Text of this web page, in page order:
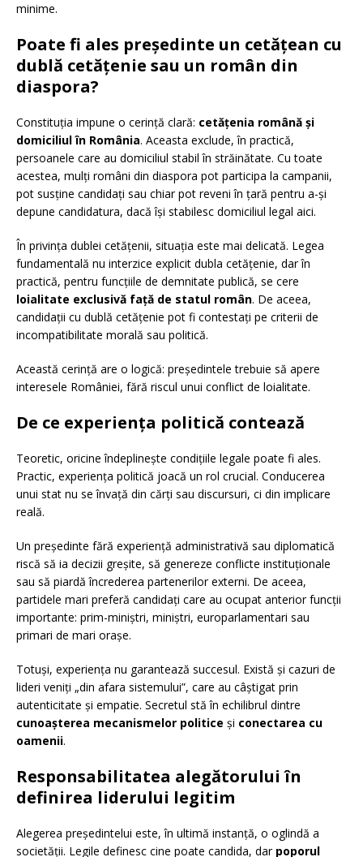
minime.
Poate fi ales președinte un cetățean cu
dublă cetățenie sau un român din
diaspora?
Constituția impune o cerință clară: cetățenia română și
domiciliul în România. Aceasta exclude, în practică,
persoanele care au domiciliul stabil în străinătate. Cu toate
acestea, mulți români din diaspora pot participa la campanii,
pot susține candidați sau chiar pot reveni în țară pentru a-și
depune candidatura, dacă își stabilesc domiciliul legal aici.
În privința dublei cetățenii, situația este mai delicată. Legea
fundamentală nu interzice explicit dubla cetățenie, dar în
practică, pentru funcțiile de demnitate publică, se cere
loialitate exclusivă față de statul român. De aceea,
candidații cu dublă cetățenie pot fi contestați pe criterii de
incompatibilitate morală sau politică.
Această cerință are o logică: președintele trebuie să apere
interesele României, fără riscul unui conflict de loialitate.
De ce experiența politică contează
Teoretic, oricine îndeplinește condițiile legale poate fi ales.
Practic, experiența politică joacă un rol crucial. Conducerea
unui stat nu se învață din cărți sau discursuri, ci din implicare
reală.
Un președinte fără experiență administrativă sau diplomatică
riscă să ia decizii greșite, să genereze conflicte instituționale
sau să piardă încrederea partenerilor externi. De aceea,
partidele mari preferă candidați care au ocupat anterior funcții
importante: prim-miniștri, miniștri, europarlamentari sau
primari de mari orașe.
Totuși, experiența nu garantează succesul. Există și cazuri de
lideri veniți „din afara sistemului”, care au câștigat prin
autenticitate și empatie. Secretul stă în echilibrul dintre
cunoașterea mecanismelor politice și conectarea cu
oamenii.
Responsabilitatea alegătorului în
definirea liderului legitim
Alegerea președintelui este, în ultimă instanță, o oglindă a
societății. Legile definesc cine poate candida, dar poporul